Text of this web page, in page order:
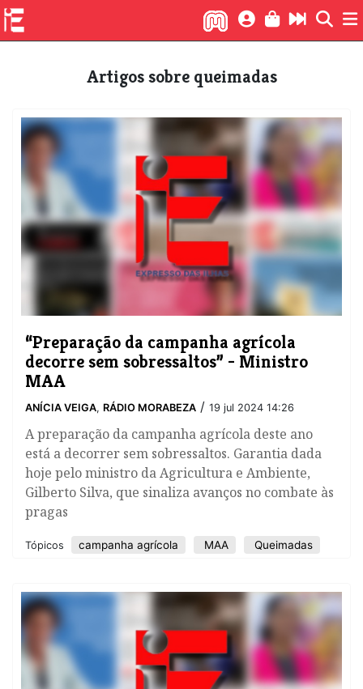
Artigos sobre queimadas
“Preparação da campanha agrícola
decorre sem sobressaltos” - Ministro
MAA
ANÍCIA VEIGA, RÁDIO MORABEZA / 19 jul 2024 14:26
​A preparação da campanha agrícola deste ano
está a decorrer sem sobressaltos. Garantia dada
hoje pelo ministro da Agricultura e Ambiente,
Gilberto Silva, que sinaliza avanços no combate às
pragas
Tópicos campanha agrícola MAA Queimadas